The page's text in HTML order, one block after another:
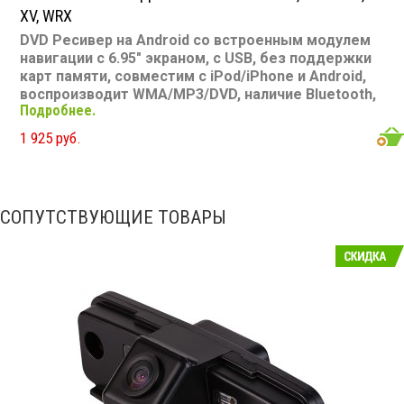
XV, WRX
DVD Ресивер на Android со встроенным модулем
навигации с 6.95" экраном, с USB, без поддержки
карт памяти, совместим с iPod/iPhone и Android,
воспроизводит WMA/MP3/DVD, наличие Bluetooth,
подключение камеры заднего вида
Подсветка: многоцветная CD/MP3: есть DVD/Video:
есть, 6.95" экран TV-тюнер: нет USB: есть SD карта:
Подробнее.
1 925 руб.
СОПУТСТВУЮЩИЕ ТОВАРЫ